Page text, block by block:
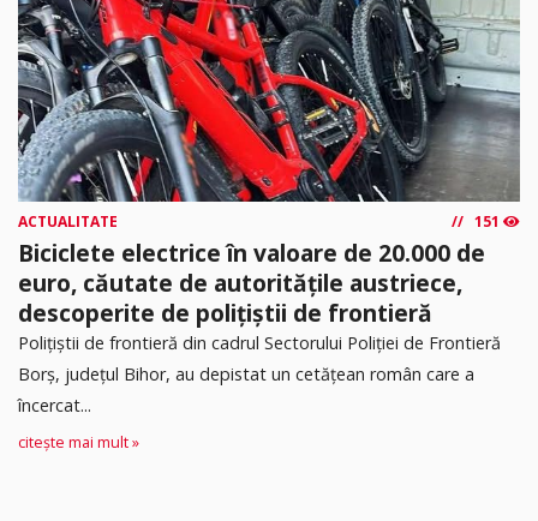
ACTUALITATE 151
Biciclete electrice în valoare de 20.000 de
euro, căutate de autoritățile austriece,
descoperite de polițiștii de frontieră
Poliţiştii de frontieră din cadrul Sectorului Poliției de Frontieră
Borș, județul Bihor, au depistat un cetățean român care a
încercat...
citește mai mult »